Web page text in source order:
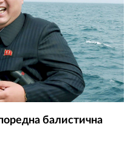
балистична